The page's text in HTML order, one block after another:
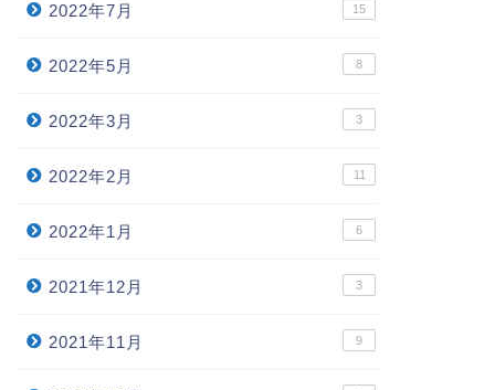
2022年7月 15
2022年5月 8
2022年3月 3
2022年2月 11
2022年1月 6
2021年12月 3
2021年11月 9